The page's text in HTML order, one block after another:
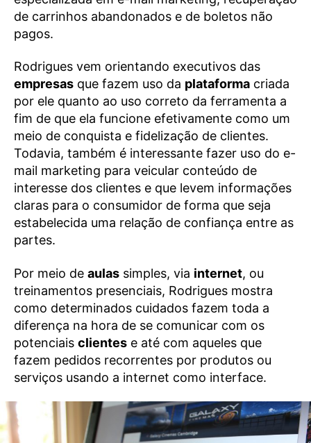
de carrinhos abandonados e de boletos não
pagos.
Rodrigues vem orientando executivos das
empresas que fazem uso da plataforma criada
por ele quanto ao uso correto da ferramenta a
fim de que ela funcione efetivamente como um
meio de conquista e fidelização de clientes.
Todavia, também é interessante fazer uso do e-
mail marketing para veicular conteúdo de
interesse dos clientes e que levem informações
claras para o consumidor de forma que seja
estabelecida uma relação de confiança entre as
partes.
Por meio de aulas simples, via internet, ou
treinamentos presenciais, Rodrigues mostra
como determinados cuidados fazem toda a
diferença na hora de se comunicar com os
potenciais clientes e até com aqueles que
fazem pedidos recorrentes por produtos ou
serviços usando a internet como interface.